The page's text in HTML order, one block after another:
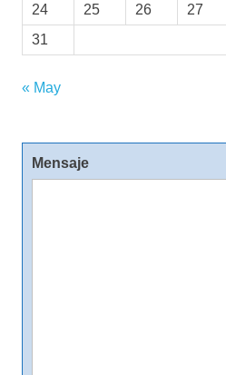
24
25 26 27
31
« May
Mensaje